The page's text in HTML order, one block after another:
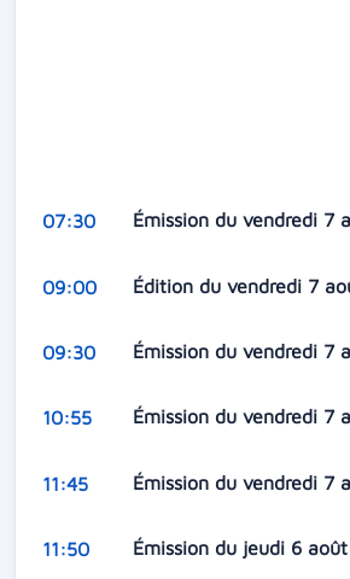
07:30 Émission du vendredi 7
09:00 Édition du vendredi 7
09:30 Émission du vendredi 7
10:55 Émission du vendredi 7
11:45 Émission du vendredi 7
11:50 Émission du jeudi 6